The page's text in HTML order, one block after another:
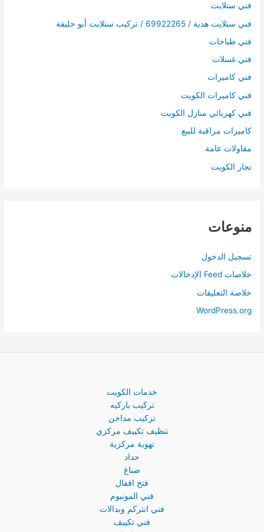
فني ستلايت
فني ستلايت هدية / 69922265 / تركيب ستلايت أبو حليفة
فني طباخات
فني غسلات
فني كاميرات
فني كاميرات الكويت
فني كهربائي منازل الكويت
كاميرات مراقبة للبيع
مقاولات عامة
نجار الكويت
منوعات
تسجيل الدخول
خلاصات Feed الإدخالات
خلاصة التعليقات
WordPress.org
خدمات الكويت
تركيب باركيه
تركيب مداخن
تنظيف تكييف مركزي
تهوية مركزية
حداد
صباغ
فتح اقفال
فني المونيوم
فني انتركم وبدالات
فني تكييف